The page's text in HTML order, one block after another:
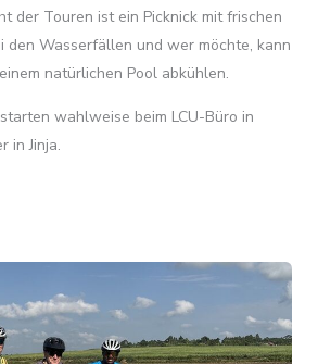
der Touren ist ein Picknick mit frischen
den Wasserfällen und wer möchte, kann
natürlichen Pool abkühlen.
wahlweise beim LCU-Büro in
in Jinja.